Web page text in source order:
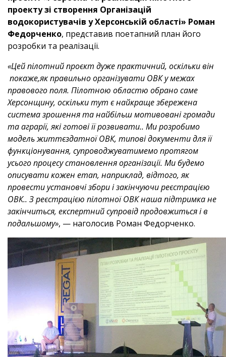
проекту зі створення Організацій
водокористувачів у Херсонській області» Роман
Федорченко, представив поетапний план його
розробки та реалізації.
«Цей пілотний проєкт дуже практичний, оскільки він
покаже,як правильно організувати ОВК у межах
правового поля. Пілотною областю обрано саме
Херсонщину, оскільки тут є найкраще збережена
система зрошення та найбільш мотивовані громади
та аграрії, які готові її розвивати.. Ми розробимо
модель життєздатної ОВК, типові документи для її
функціонування, супроводжуватимемо протягом
усього процесу становлення організації. Ми будемо
описувати кожен етап, наприклад, відтого, як
провести установчі збори і закінчуючи реєстрацією
ОВК.. З реєстрацією пілотної ОВК наша підтримка не
закінчиться, експертний супровід продовжиться і в
подальшому», — наголосив Роман Федорченко.